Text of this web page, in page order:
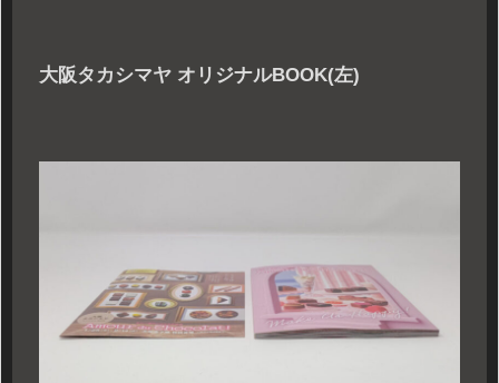
大阪タカシマヤ オリジナルBOOK(左)